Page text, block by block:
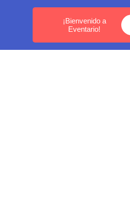
MEDELLÍN - BOGOTÁ -
¡Bienvenido a
Eventario!